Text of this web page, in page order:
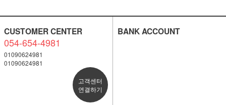
CUSTOMER CENTER
054-654-4981
01090624981
01090624981
고객센터
연결하기
BANK ACCOUNT